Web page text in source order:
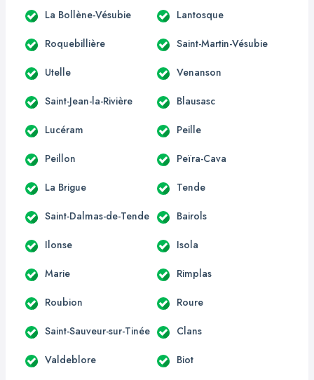
La Bollène-Vésubie Lantosque
Roquebillière Saint-Martin-Vésubie
Utelle Venanson
Saint-Jean-la-Rivière Blausasc
Lucéram Peille
Peillon Peïra-Cava
La Brigue Tende
Saint-Dalmas-de-Tende Bairols
Ilonse Isola
Marie Rimplas
Roubion Roure
Saint-Sauveur-sur-Tinée Clans
Valdeblore Biot